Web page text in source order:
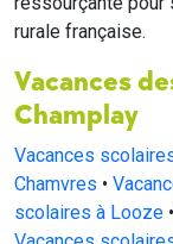
rurale française.
Vacances
Champlay
Vacances
Chamvres •
scolaires à Looze •